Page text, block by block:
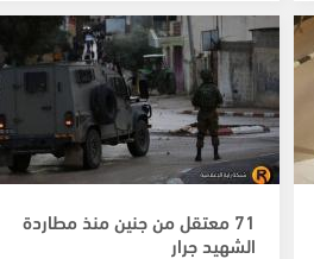
71 معتقل من جنين منذ مطاردة
الشهيد جرار